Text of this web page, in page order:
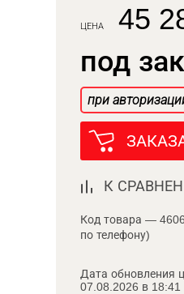
ЦЕНА
45
под
при
К
Код товара —
по телефону)
Дата обновления
07.08.2026 в 18:41